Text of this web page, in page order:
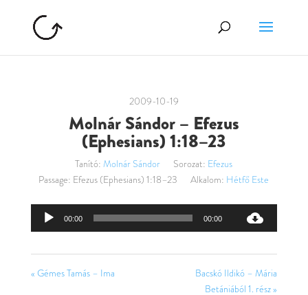
2009-10-19
Molnár Sándor – Efezus
(Ephesians) 1:18–23
Tanító: Molnár Sándor Sorozat: Efezus
Passage: Efezus (Ephesians) 1:18–23 Alkalom: Hétfő Este
Audió
00:00 00:00
« Gémes Tamás – Ima
Bacskó Ildikó – Mária
Betániából 1. rész »